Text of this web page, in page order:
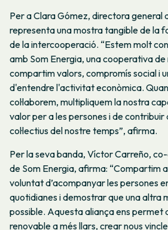
Per a Clara Gómez, directora general
representa una mostra tangible de la
de la intercooperació. “Estem molt
amb Som Energia, una cooperativa
compartim valors, compromís social i
d'entendre l'activitat econòmica.
col·laborem, multipliquem la nostra
valor per a les persones i de contribuir
col·lectius del nostre temps”, afirma.
Per la seva banda, Víctor Carreño,
de Som Energia, afirma: “Compartim
voluntat d’acompanyar les persones
quotidianes i demostrar que una altra
possible. Aquesta aliança ens permet
renovable a més llars, crear nous